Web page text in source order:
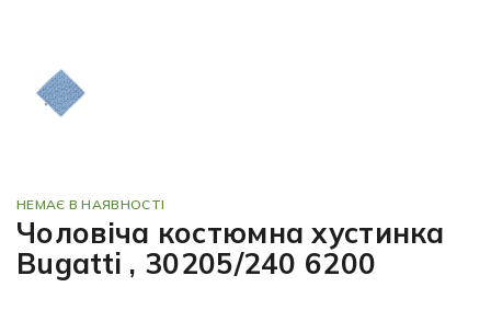
НЕМАЄ В НАЯВНОСТІ
Чоловіча костюмна хустинка
Bugatti , 30205/240 6200